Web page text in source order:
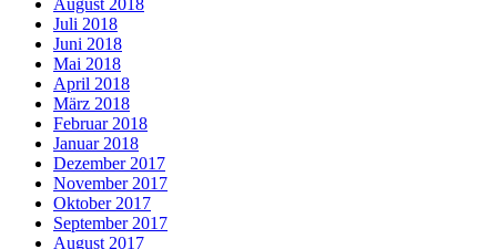
August 2018
Juli 2018
Juni 2018
Mai 2018
April 2018
März 2018
Februar 2018
Januar 2018
Dezember 2017
November 2017
Oktober 2017
September 2017
August 2017